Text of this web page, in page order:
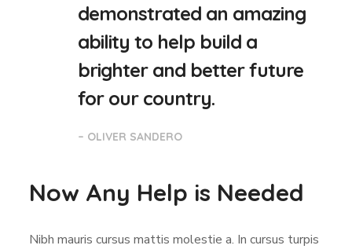
demonstrated an amazing
ability to help build a
brighter and better future
for our country.
– OLIVER SANDERO
Now Any Help is Needed
Nibh mauris cursus mattis molestie a. In cursus turpis